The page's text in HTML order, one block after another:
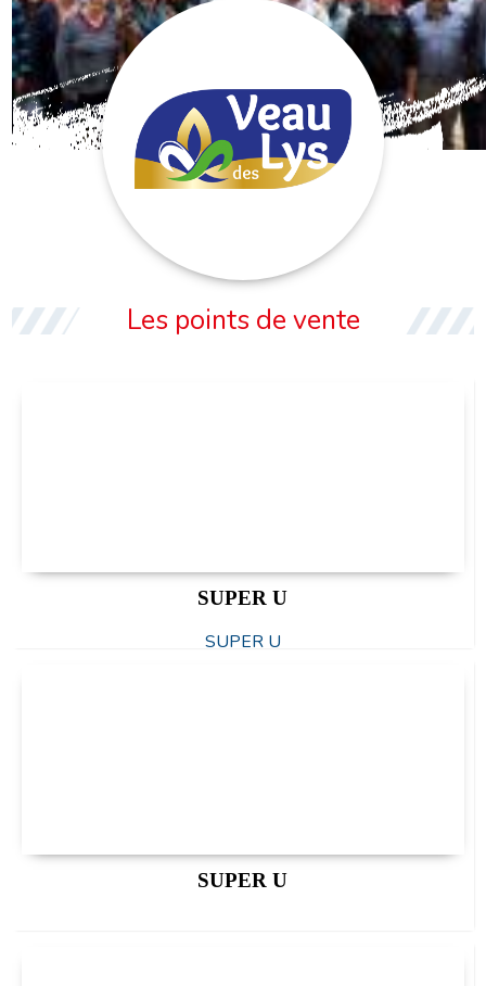
Les points de vente
SUPER U
SUPER U
SUPER U